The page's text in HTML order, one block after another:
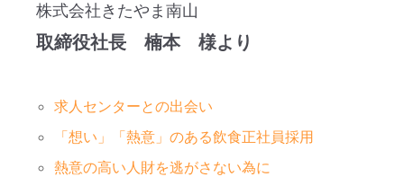
株式会社きたやま南山
取締役社長 楠本 様より
求人センターとの出会い
「想い」「熱意」のある飲食正社員採用
熱意の高い人財を逃がさない為に